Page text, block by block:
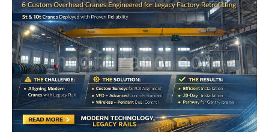
میں لانا
تکنیکی حسب ضرورت: ڈیمانڈ پر اعلی
درجے کی ڈرائیو اپ گریڈ
84 دن کی مکمل سائیکل کی کارکردگی:
ازبکستان کو 6 اوور ہیڈ کرینیں فراہم
کرنا